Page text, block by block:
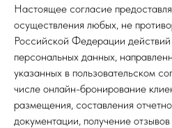
Настоящее согласие
осуществления любых, не
Российской Федерации
персональных данных,
указанных в пользовательском
числе онлайн-бронирование
размещения, составления
документации, получение